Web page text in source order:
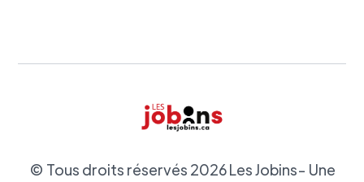
© Tous droits réservés 2026Les Jobins- Une